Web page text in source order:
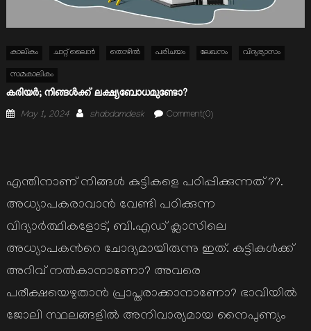
കാലികം ചാറ്റ് ലൈൻ തൊഴില്‍ പരിചയം ലേഖനം വിദ്യഭ്യാസം
സമകാലികം
കരിയര്‍; നിങ്ങള്‍ക്ക് ലക്ഷ്യബോധമുണ്ടോ?
Posted
May 1, 2024 Author
shabdamdesk Comment(0)
എന്തിനാണ് നിങ്ങള്‍ കുട്ടികളെ പഠിപ്പിക്കുന്നത് ??.
അധ്യാപകരാവാന്‍ വേണ്ടി പഠിക്കുന്ന
വിദ്യാര്‍ത്ഥികളോട്, ബി.എഡ് ക്ലാസിലെ
അധ്യാപകന്‍റെ ചോദ്യമായിരുന്നു ഇത്. കുട്ടികള്‍ക്ക്
അറിവ് നല്‍കാനാണോ? അവരെ
പരീക്ഷയെഴുതാന്‍ പ്രാപ്തരാക്കാനാണോ? ഭാവിയില്‍
ജോലി സ്ഥലങ്ങളില്‍ അനിവാര്യമായ നൈപുണ്യം